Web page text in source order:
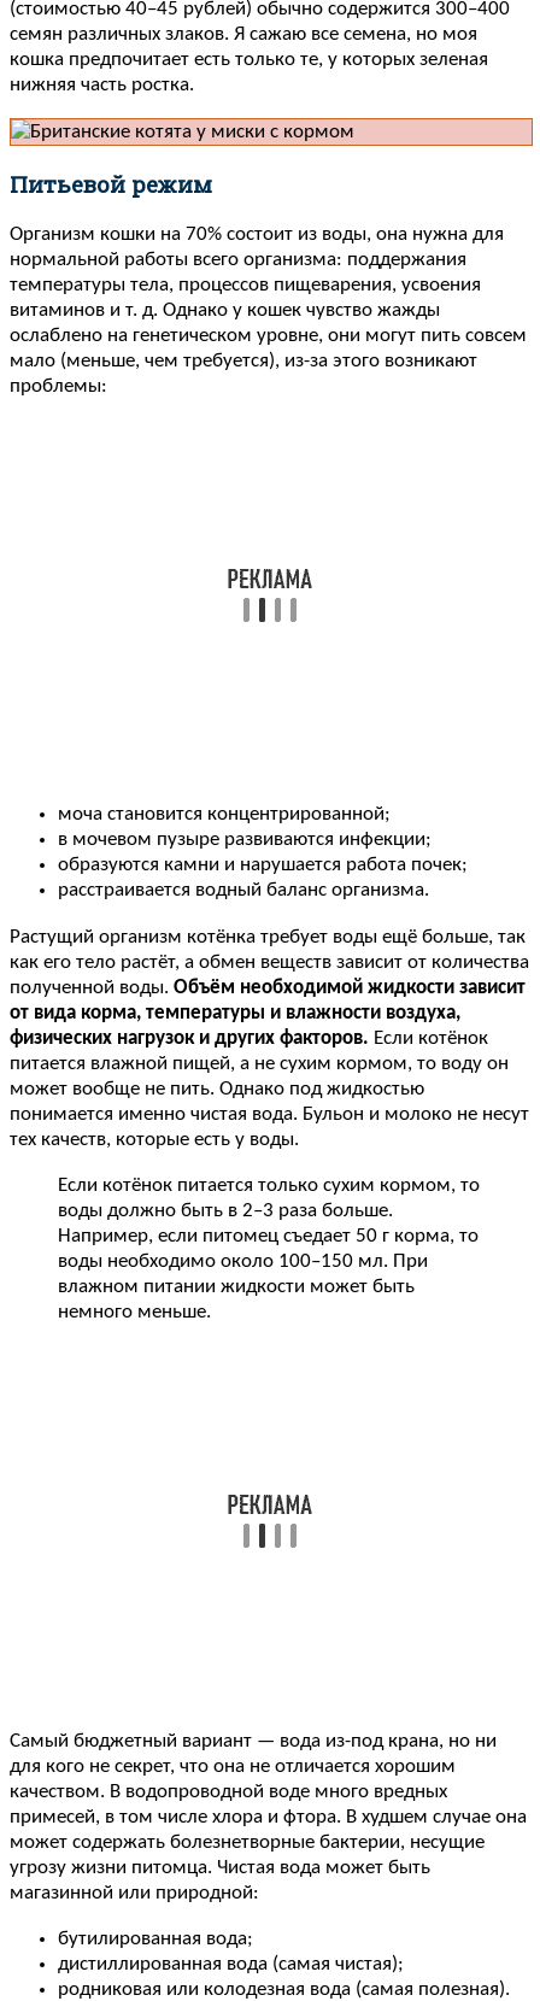
(стоимостью 40–45 рублей) обычно содержится 300–400
семян различных злаков. Я сажаю все семена, но моя
кошка предпочитает есть только те, у которых зеленая
нижняя часть ростка.
Питьевой режим
Организм кошки на 70% состоит из воды, она нужна для
нормальной работы всего организма: поддержания
температуры тела, процессов пищеварения, усвоения
витаминов и т. д. Однако у кошек чувство жажды
ослаблено на генетическом уровне, они могут пить совсем
мало (меньше, чем требуется), из-за этого возникают
проблемы:
моча становится концентрированной;
в мочевом пузыре развиваются инфекции;
образуются камни и нарушается работа почек;
расстраивается водный баланс организма.
Растущий организм котёнка требует воды ещё больше, так
как его тело растёт, а обмен веществ зависит от количества
полученной воды. Объём необходимой жидкости зависит
от вида корма, температуры и влажности воздуха,
физических нагрузок и других факторов. Если котёнок
питается влажной пищей, а не сухим кормом, то воду он
может вообще не пить. Однако под жидкостью
понимается именно чистая вода. Бульон и молоко не несут
тех качеств, которые есть у воды.
Если котёнок питается только сухим кормом, то
воды должно быть в 2–3 раза больше.
Например, если питомец съедает 50 г корма, то
воды необходимо около 100–150 мл. При
влажном питании жидкости может быть
немного меньше.
Самый бюджетный вариант — вода из-под крана, но ни
для кого не секрет, что она не отличается хорошим
качеством. В водопроводной воде много вредных
примесей, в том числе хлора и фтора. В худшем случае она
может содержать болезнетворные бактерии, несущие
угрозу жизни питомца. Чистая вода может быть
магазинной или природной:
бутилированная вода;
дистиллированная вода (самая чистая);
родниковая или колодезная вода (самая полезная).